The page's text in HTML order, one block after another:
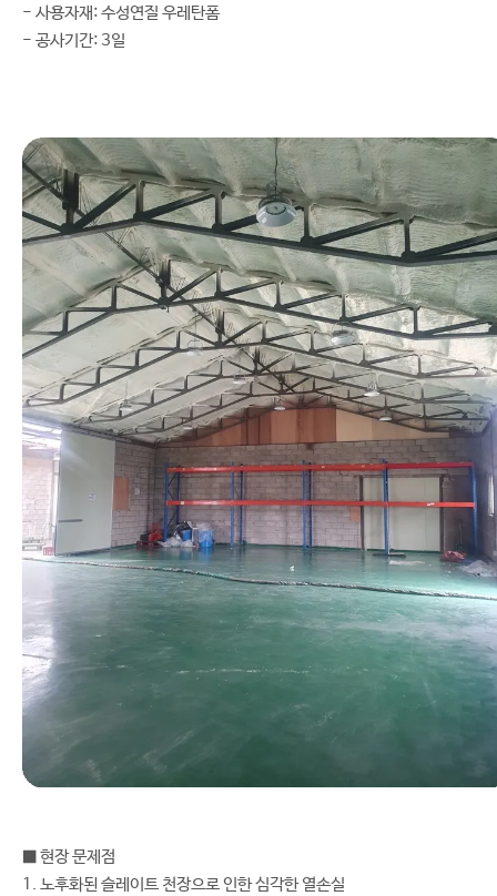
- 사용자재: 수성연질 우레탄폼
- 공사기간: 3일
■ 현장 문제점
1. 노후화된 슬레이트 천장으로 인한 심각한 열손실